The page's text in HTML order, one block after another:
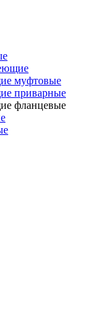
муфтовые
приварные
фланцевые